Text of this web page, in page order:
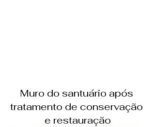
Muro do santuário após
tratamento de conservação
e restauração